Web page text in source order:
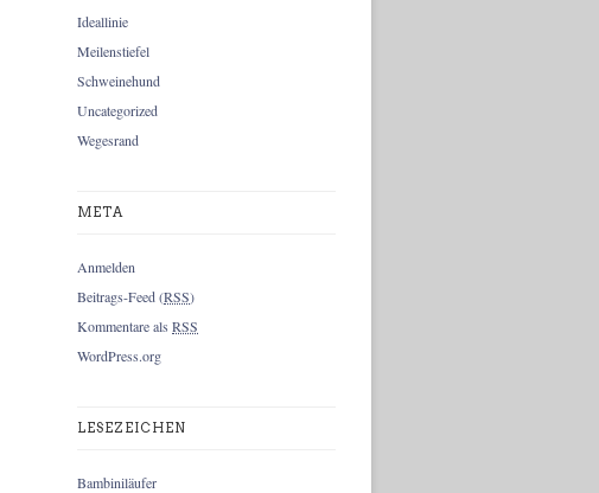
Ideallinie
Meilenstiefel
Schweinehund
Uncategorized
Wegesrand
META
Anmelden
Beitrags-Feed (RSS)
Kommentare als RSS
WordPress.org
LESEZEICHEN
Bambiniläufer